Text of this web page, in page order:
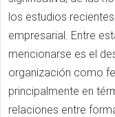
los estudios
empresarial. Entre
mencionarse es el
organización como
principalmente en
relaciones entre